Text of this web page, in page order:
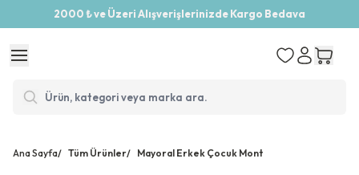
2000 ₺ ve Üzeri Alışverişlerinizde Kargo Bedava
Ana Sayfa/ Tüm Ürünler/ Mayoral Erkek Çocuk Mont